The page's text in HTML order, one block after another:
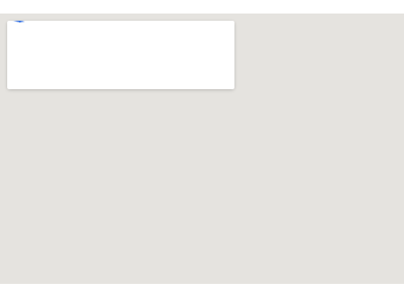
the furniture you like. The online store has a large catalog
Furniture production is a modern form of art